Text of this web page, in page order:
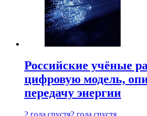
Российские учёные
цифровую модель,
передачу энергии
2 года спустя2 года спустя